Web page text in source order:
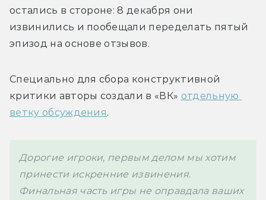
остались в стороне: 8 декабря они
извинились и пообещали переделать пятый
эпизод на основе отзывов.
Специально для сбора конструктивной
критики авторы создали в «ВК» отдельную
ветку обсуждения.
Дорогие игроки, первым делом мы хотим
принести искренние извинения.
Финальная часть игры не оправдала ваших